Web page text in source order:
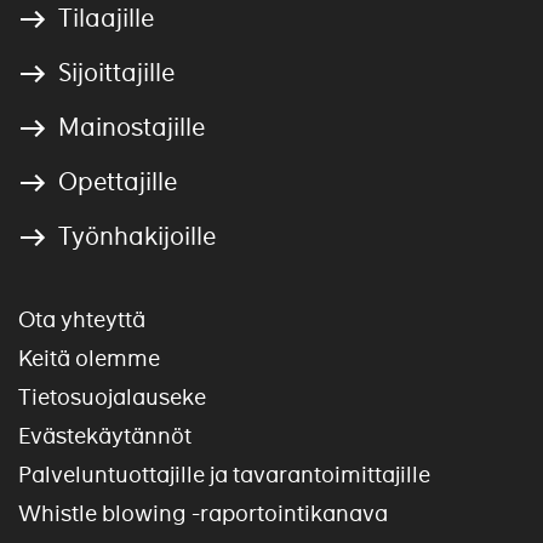
Tilaajille
Sijoittajille
Mainostajille
Opettajille
Työnhakijoille
Ota yhteyttä
Keitä olemme
Tietosuojalauseke
Evästekäytännöt
Palveluntuottajille ja tavarantoimittajille
Whistle blowing -raportointikanava